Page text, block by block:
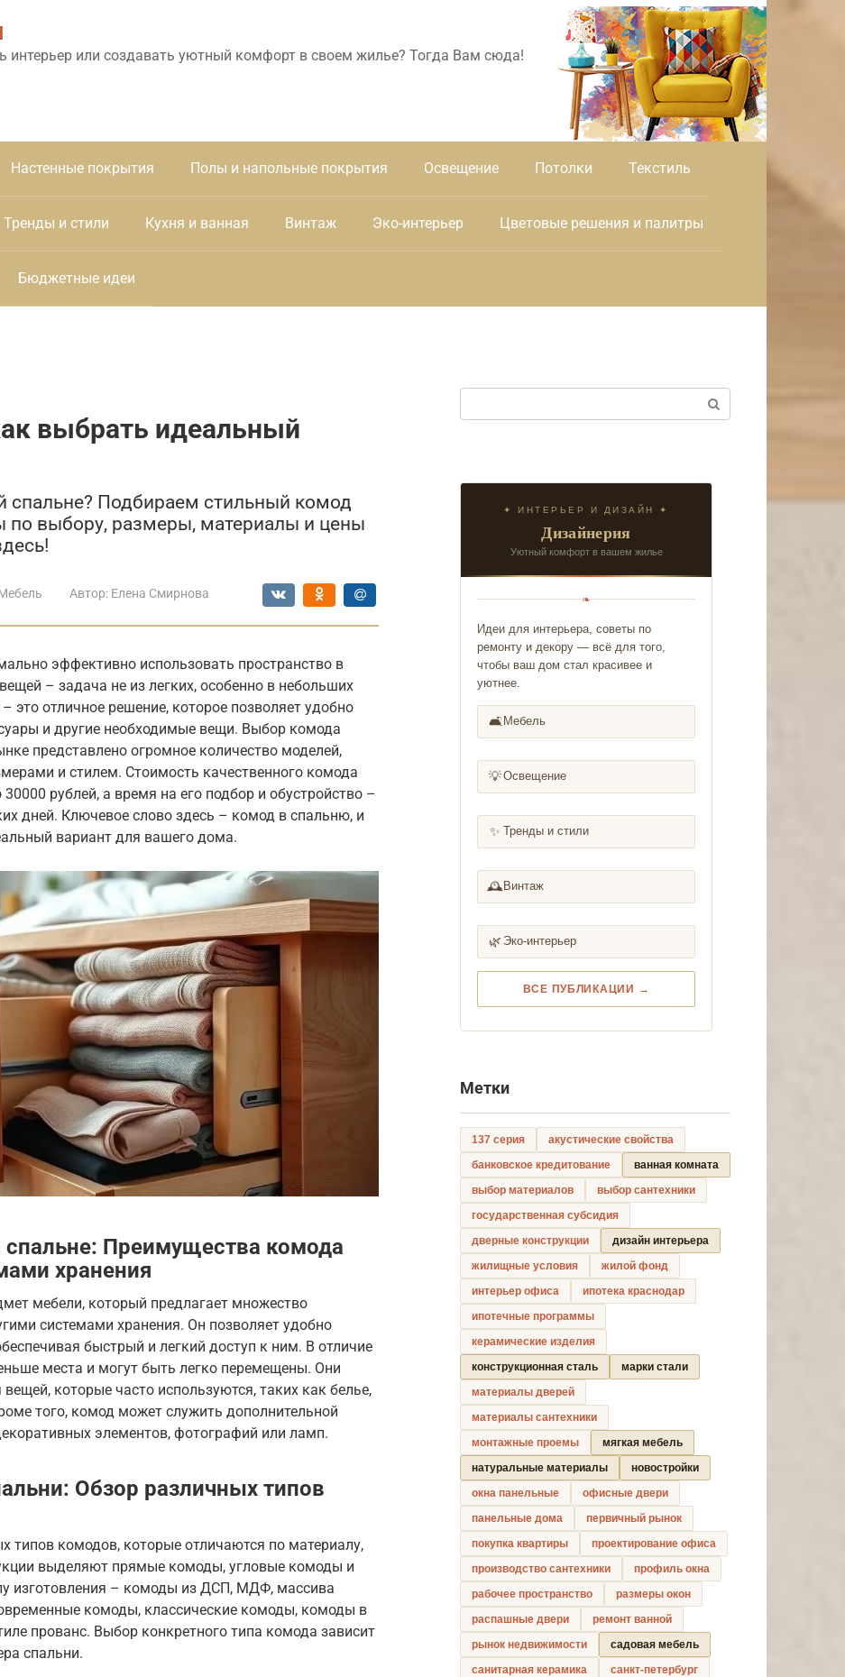
интерьер или создавать уютный комфорт в своем жилье? Тогда Вам сюда!
Настенные покрытия Полы и напольные покрытия Освещение Потолки Текстиль
Тренды и стили Кухня и ванная Винтаж Эко-интерьер Цветовые решения и палитры
Бюджетные идеи
выбрать идеальный
спальне? Подбираем стильный комод
по выбору, размеры, материалы и цены
Автор: Елена Смирнова
эффективно использовать пространство в
– задача не из легких, особенно в небольших
отличное решение, которое позволяет удобно
и другие необходимые вещи. Выбор комода
представлено огромное количество моделей,
и стилем. Стоимость качественного комода
рублей, а время на его подбор и обустройство –
дней. Ключевое слово здесь – комод в спальню, и
вариант для вашего дома.
Преимущества комода
хранения
мебели, который предлагает множество
системами хранения. Он позволяет удобно
быстрый и легкий доступ к ним. В отличие
места и могут быть легко перемещены. Они
которые часто используются, таких как белье,
того, комод может служить дополнительной
элементов, фотографий или ламп.
Обзор различных типов
типов комодов, которые отличаются по материалу,
выделяют прямые комоды, угловые комоды и
изготовления – комоды из ДСП, МДФ, массива
комоды, классические комоды, комоды в
прованс. Выбор конкретного типа комода зависит
спальни.
✦ ИНТЕРЬЕР И ДИЗАЙН ✦
Дизайнерия
Уютный комфорт в вашем жилье
❧
Идеи для интерьера, советы по
ремонту и декору — всё для того,
чтобы ваш дом стал красивее и
уютнее.
🛋️ Мебель
💡Освещение
✨ Тренды и стили
🕰️ Винтаж
🌿 Эко-интерьер
ВСЕ ПУБЛИКАЦИИ →
Метки
137 серия
акустические свойства
банковское кредитование
ванная комната
выбор материалов
выбор сантехники
государственная субсидия
дверные конструкции
дизайн интерьера
жилищные условия
жилой фонд
интерьер офиса
ипотека краснодар
ипотечные программы
керамические изделия
конструкционная сталь
марки стали
материалы дверей
материалы сантехники
монтажные проемы
мягкая мебель
натуральные материалы
новостройки
окна панельные
офисные двери
панельные дома
первичный рынок
покупка квартиры
проектирование офиса
производство сантехники
профиль окна
рабочее пространство
размеры окон
распашные двери
ремонт ванной
рынок недвижимости
садовая мебель
санитарная керамика
санкт-петербург